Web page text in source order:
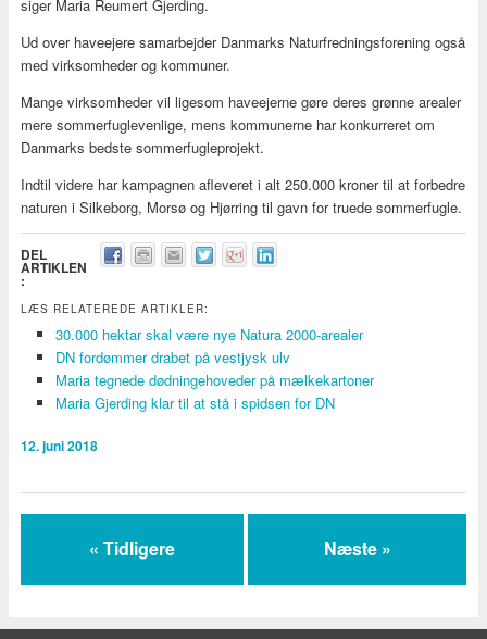
siger Maria Reumert Gjerding.
Ud over haveejere samarbejder Danmarks Naturfredningsforening også
med virksomheder og kommuner.
Mange virksomheder vil ligesom haveejerne gøre deres grønne arealer
mere sommerfuglevenlige, mens kommunerne har konkurreret om
Danmarks bedste sommerfugleprojekt.
Indtil videre har kampagnen afleveret i alt 250.000 kroner til at forbedre
naturen i Silkeborg, Morsø og Hjørring til gavn for truede sommerfugle.
DEL
ARTIKLEN
:
LÆS RELATEREDE ARTIKLER:
30.000 hektar skal være nye Natura 2000-arealer
DN fordømmer drabet på vestjysk ulv
Maria tegnede dødningehoveder på mælkekartoner
Maria Gjerding klar til at stå i spidsen for DN
12. juni 2018
« Tidligere Næste »